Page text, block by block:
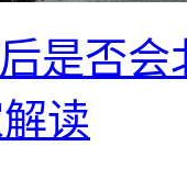
是否
读